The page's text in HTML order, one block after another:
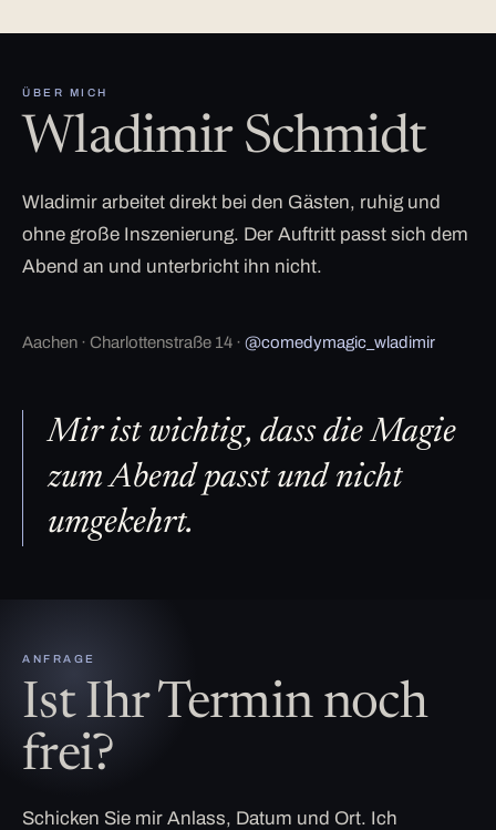
ÜBER MICH
Wladimir Schmidt
Wladimir arbeitet direkt bei den Gästen, ruhig und
ohne große Inszenierung. Der Auftritt passt sich dem
Abend an und unterbricht ihn nicht.
Aachen · Charlottenstraße 14 · @comedymagic_wladimir
Mir ist wichtig, dass die Magie
zum Abend passt und nicht
umgekehrt.
ANFRAGE
Ist Ihr Termin noch
frei?
Schicken Sie mir Anlass, Datum und Ort. Ich